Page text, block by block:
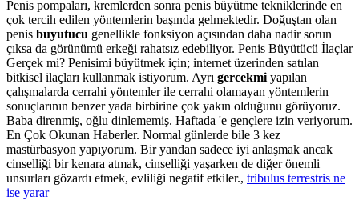
Penis pompaları, kremlerden sonra penis büyütme tekniklerinde en
çok tercih edilen yöntemlerin başında gelmektedir. Doğuştan olan
penis buyutucu genellikle fonksiyon açısından daha nadir sorun
çıksa da görünümü erkeği rahatsız edebiliyor. Penis Büyütücü İlaçlar
Gerçek mi? Penisimi büyütmek için; internet üzerinden satılan
bitkisel ilaçları kullanmak istiyorum. Ayrı gercekmi yapılan
çalışmalarda cerrahi yöntemler ile cerrahi olamayan yöntemlerin
sonuçlarının benzer yada birbirine çok yakın olduğunu görüyoruz.
Baba direnmiş, oğlu dinlememiş. Haftada 'e gençlere izin veriyorum.
En Çok Okunan Haberler. Normal günlerde bile 3 kez
mastürbasyon yapıyorum. Bir yandan sadece iyi anlaşmak ancak
cinselliği bir kenara atmak, cinselliği yaşarken de diğer önemli
unsurları gözardı etmek, evliliği negatif etkiler., tribulus terrestris ne
ise yarar